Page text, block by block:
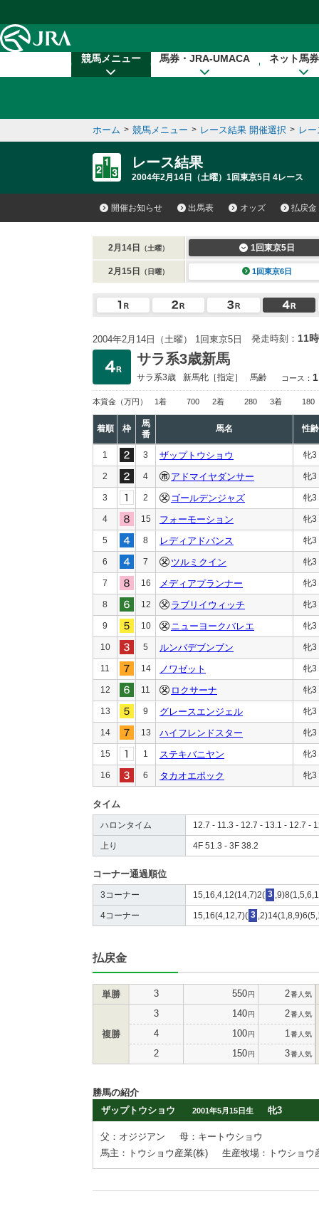
競馬メニュー 馬券・JRA-UMACA ネット馬
ホーム > 競馬メニュー > レース結果 開催選択 > レ
レース結果
2004年2月14日（土曜）1回東京5日 4レース
開催お知らせ 出馬表 オッズ 払戻金
2月14日 （土曜） 1回東京5日
2月15日 （日曜） 1回東京6日
2004年2月14日（土曜） 1回東京5日 発走時刻： 11
サラ系3歳新馬
サラ系3歳 新馬牝［指定］ 馬齢 コース：
本賞金 （万円） 1着 700 2着 280 3着 180
着順 枠
馬
番
馬名 性齢
1 3 ザップトウショウ 牝3
2 4 アドマイヤダンサー 牝3
3 2 ゴールデンジャズ 牝3
4 15 フォーモーション 牝3
5 8 レディアドバンス 牝3
6 7 ツルミクイン 牝3
7 16 メディアプランナー 牝3
8 12 ラブリイウィッチ 牝3
9 10 ニューヨークバレエ 牝3
10 5 ルンバデブンブン 牝3
11 14 ノワゼット 牝3
12 11 ロクサーナ 牝3
13 9 グレースエンジェル 牝3
14 13 ハイフレンドスター 牝3
15 1 ステキバニヤン 牝3
16 6 タカオエポック 牝3
タイム
ハロンタイム 12.7 - 11.3 - 12.7 - 13.1 - 12.7 -
上り 4F 51.3 - 3F 38.2
コーナー通過順位
3コーナー 15,16,4,12(14,7)2( 3
4コーナー 15,16(4,12,7)( 3
払戻金
単勝 3 550円 2番人気
複勝
3 140円 2番人気
4 100円 1 番人気
2 150円 3番人気
勝馬の紹介
ザップトウショウ
2001年5月15日生 牝3
父：オジジアン
母：キートウショウ
馬主：トウショウ産業(株)
生産牧場：トウショウ